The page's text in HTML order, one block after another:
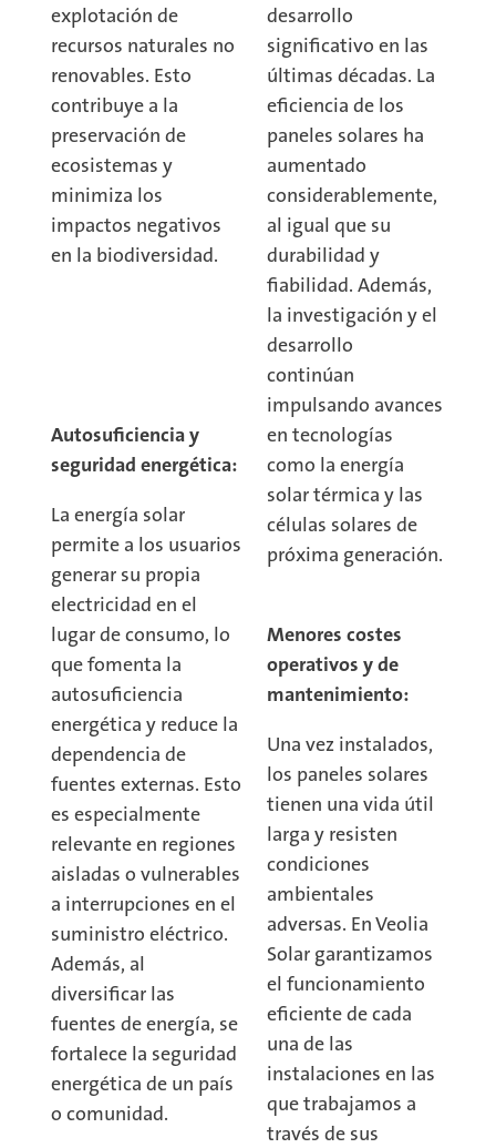
explotación de
recursos naturales no
renovables. Esto
contribuye a la
preservación de
ecosistemas y
minimiza los
impactos negativos
en la biodiversidad.
Autosuficiencia y
seguridad energética:
La energía solar
permite a los usuarios
generar su propia
electricidad en el
lugar de consumo, lo
que fomenta la
autosuficiencia
energética y reduce la
dependencia de
fuentes externas. Esto
es especialmente
relevante en regiones
aisladas o vulnerables
a interrupciones en el
suministro eléctrico.
Además, al
diversificar las
fuentes de energía, se
fortalece la seguridad
energética de un país
o comunidad.
desarrollo
significativo en las
últimas décadas. La
eficiencia de los
paneles solares ha
aumentado
considerablemente,
al igual que su
durabilidad y
fiabilidad. Además,
la investigación y el
desarrollo
continúan
impulsando avances
en tecnologías
como la energía
solar térmica y las
células solares de
próxima generación.
Menores costes
operativos y de
mantenimiento:
Una vez instalados,
los paneles solares
tienen una vida útil
larga y resisten
condiciones
ambientales
adversas. En Veolia
Solar garantizamos
el funcionamiento
eficiente de cada
una de las
instalaciones en las
que trabajamos a
través de sus